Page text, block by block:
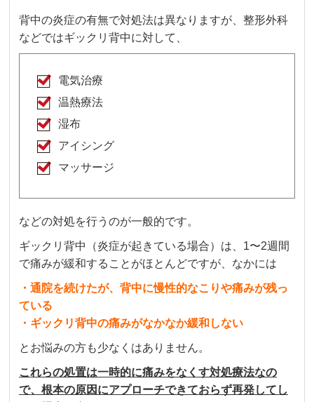
背中の炎症の有無で対処法は異なりますが、整形外科
などではギックリ背中に対して、
電気治療
温熱療法
湿布
アイシング
マッサージ
などの対処を行うのが一般的です。
ギックリ背中（炎症が起きている場合）は、1〜2週間
で痛みが緩和することがほとんどですが、なかには
・通院を続けたが、背中に慢性的なこりや痛みが残っ
ている
・ギックリ背中の痛みがなかなか緩和しない
とお悩みの方も少なくはありません。
これらの処置は一時的に痛みをなくす対処療法なの
で、根本の原因にアプローチできておらず再発してし